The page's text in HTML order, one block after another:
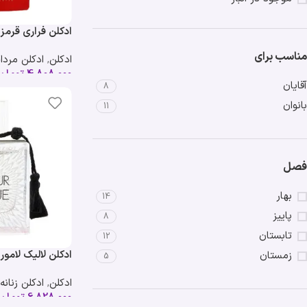
مناسب برای
آقایان 8
بانوان 11
فصل
بهار 14
پاییز 8
تابستان 12
زمستان 5
ادکلن فراری
ادکلن, ادکلن
4,808,000تومان
ادکلن لالیک
ادکلن, ادکلن زنانه
6,828,000 تومان